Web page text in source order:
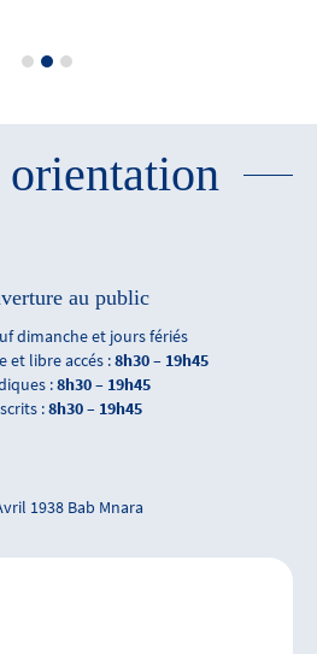
au public
dimanche et jours fériés
et libre accés :8h30 – 19h45
:8h30 – 19h45
:8h30 – 19h45
1938 Bab Mnara